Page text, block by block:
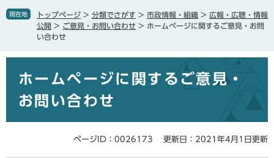
で
ば現在地 トップページ > 分類でさがす > 市政情報・組織 > 広報・広聴・情報
公開 > ご意見・お問い合わせ > ホームページに関するご意見・お問
い合わせ
ホームページに関するご意見・
お問い合わせ
ページID：0026173 更新日：2021年4月1日更新